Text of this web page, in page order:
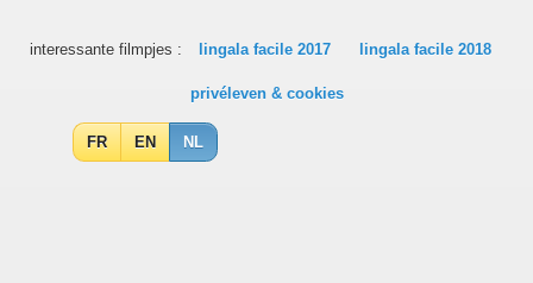
interessante filmpjes : lingala facile 2017 lingala facile 2018
privéleven & cookies
FR EN NL